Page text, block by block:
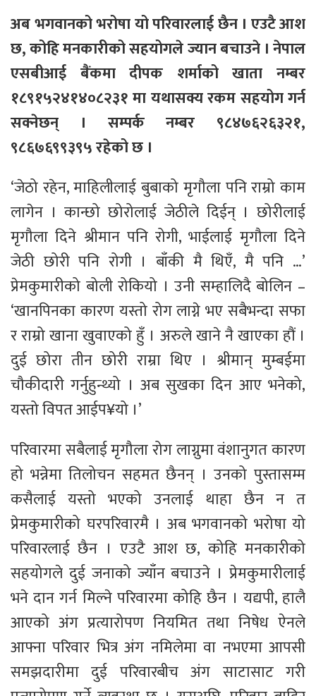
अब भगवानको भरोषा यो परिवारलाई छैन । एउटै आश
छ, कोहि मनकारीको सहयोगले ज्यान बचाउने । नेपाल
एसबीआई बैंकमा दीपक शर्माको खाता नम्बर
१८९१५२४१४०८२३१ मा यथासक्य रकम सहयोग गर्न
सक्नेछन् । सम्पर्क नम्बर ९८४७६२६३२१,
९८६७६९९३९५ रहेको छ ।
‘जेठो रहेन, माहिलीलाई बुबाको मृगौला पनि राम्रो काम
लागेन । कान्छो छोरोलाई जेठीले दिईन् । छोरीलाई
मृगौला दिने श्रीमान पनि रोगी, भाईलाई मृगौला दिने
जेठी छोरी पनि रोगी । बाँकी मै थिएँ, मै पनि …’
प्रेमकुमारीको बोली रोकियो । उनी सम्हालिदै बोलिन –
‘खानपिनका कारण यस्तो रोग लाग्ने भए सबैभन्दा सफा
र राम्रो खाना खुवाएको हुँ । अरुले खाने नै खाएका हौं ।
दुई छोरा तीन छोरी राम्रा थिए । श्रीमान् मुम्बईमा
चौकीदारी गर्नुहुन्थ्यो । अब सुखका दिन आए भनेको,
यस्तो विपत आईप¥यो ।’
परिवारमा सबैलाई मृगौला रोग लाग्नुमा वंशानुगत कारण
हो भन्नेमा तिलोचन सहमत छैनन् । उनको पुस्तासम्म
कसैलाई यस्तो भएको उनलाई थाहा छैन न त
प्रेमकुमारीको घरपरिवारमै । अब भगवानको भरोषा यो
परिवारलाई छैन । एउटै आश छ, कोहि मनकारीको
सहयोगले दुई जनाको ज्याँन बचाउने । प्रेमकुमारीलाई
भने दान गर्न मिल्ने परिवारमा कोहि छैन । यद्यपी, हालै
आएको अंग प्रत्यारोपण नियमित तथा निषेध ऐनले
आफ्ना परिवार भित्र अंग नमिलेमा वा नभएमा आपसी
समझदारीमा दुई परिवारबीच अंग साटासाट गरी